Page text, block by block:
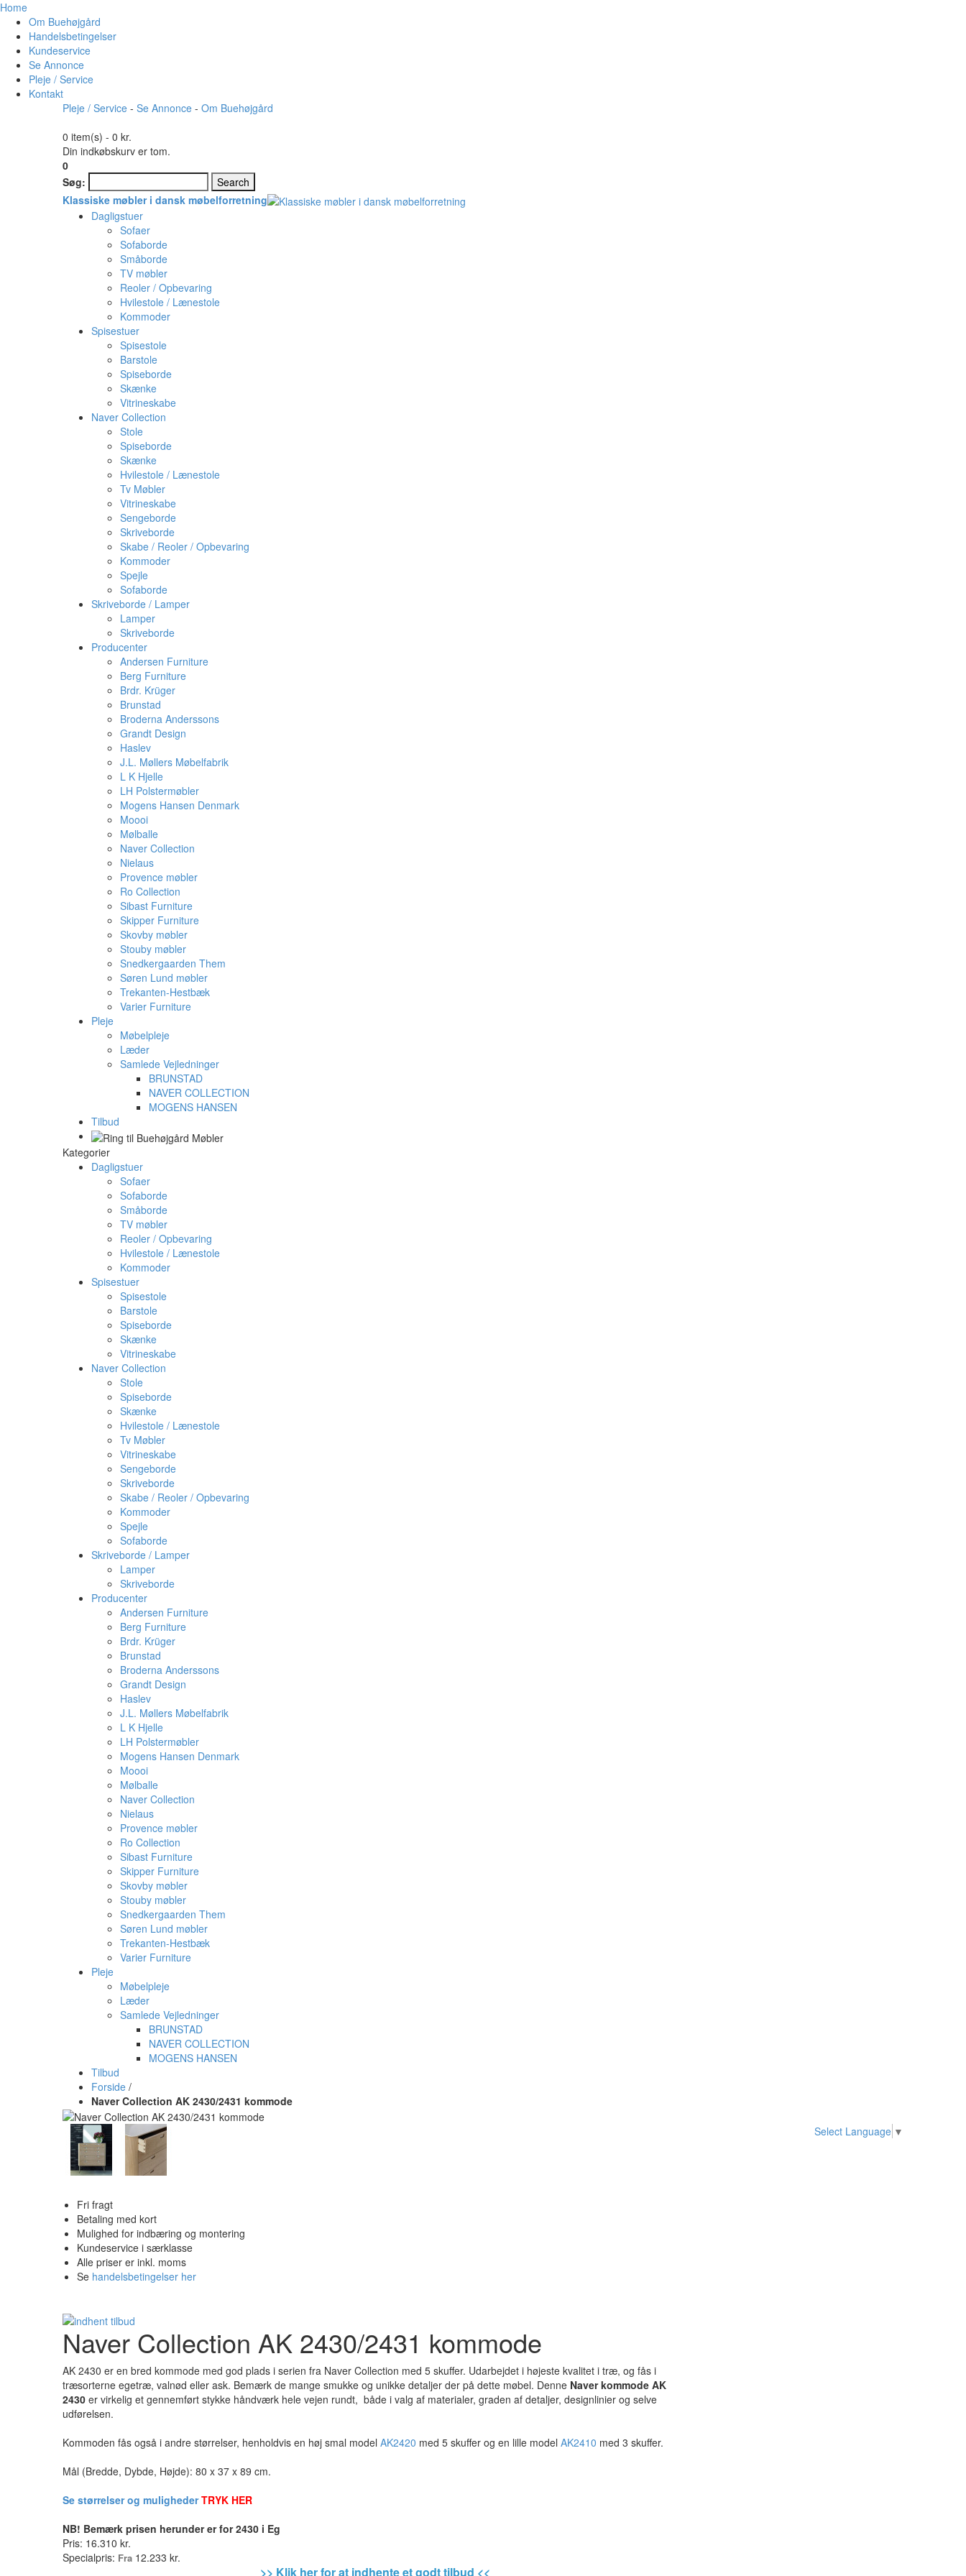
Home
Om Buehøjgård
Handelsbetingelser
Kundeservice
Se Annonce
Pleje / Service
Kontakt
Pleje / Service - Se Annonce - Om Buehøjgård
0 item(s) - 0 kr.
Din indkøbskurv er tom.
0
Søg:
Search
Klassiske møbler i dansk møbelforretning
Dagligstuer
Sofaer
Sofaborde
Småborde
TV møbler
Reoler / Opbevaring
Hvilestole / Lænestole
Kommoder
Spisestuer
Spisestole
Barstole
Spiseborde
Skænke
Vitrineskabe
Naver Collection
Stole
Spiseborde
Skænke
Hvilestole / Lænestole
Tv Møbler
Vitrineskabe
Sengeborde
Skriveborde
Skabe / Reoler / Opbevaring
Kommoder
Spejle
Sofaborde
Skriveborde / Lamper
Lamper
Skriveborde
Producenter
Andersen Furniture
Berg Furniture
Brdr. Krüger
Brunstad
Broderna Anderssons
Grandt Design
Haslev
J.L. Møllers Møbelfabrik
L K Hjelle
LH Polstermøbler
Mogens Hansen Denmark
Moooi
Mølballe
Naver Collection
Nielaus
Provence møbler
Ro Collection
Sibast Furniture
Skipper Furniture
Skovby møbler
Stouby møbler
Snedkergaarden Them
Søren Lund møbler
Trekanten-Hestbæk
Varier Furniture
Pleje
Møbelpleje
Læder
Samlede Vejledninger
BRUNSTAD
NAVER COLLECTION
MOGENS HANSEN
Tilbud
Kategorier
Dagligstuer
Sofaer
Sofaborde
Småborde
TV møbler
Reoler / Opbevaring
Hvilestole / Lænestole
Kommoder
Spisestuer
Spisestole
Barstole
Spiseborde
Skænke
Vitrineskabe
Naver Collection
Stole
Spiseborde
Skænke
Hvilestole / Lænestole
Tv Møbler
Vitrineskabe
Sengeborde
Skriveborde
Skabe / Reoler / Opbevaring
Kommoder
Spejle
Sofaborde
Skriveborde / Lamper
Lamper
Skriveborde
Producenter
Andersen Furniture
Berg Furniture
Brdr. Krüger
Brunstad
Broderna Anderssons
Grandt Design
Haslev
J.L. Møllers Møbelfabrik
L K Hjelle
LH Polstermøbler
Mogens Hansen Denmark
Moooi
Mølballe
Naver Collection
Nielaus
Provence møbler
Ro Collection
Sibast Furniture
Skipper Furniture
Skovby møbler
Stouby møbler
Snedkergaarden Them
Søren Lund møbler
Trekanten-Hestbæk
Varier Furniture
Pleje
Møbelpleje
Læder
Samlede Vejledninger
BRUNSTAD
NAVER COLLECTION
MOGENS HANSEN
Tilbud
Forside /
Naver Collection AK 2430/2431 kommode
Fri fragt
Betaling med kort
Mulighed for indbæring og montering
Kundeservice i særklasse
Alle priser er inkl. moms
Se handelsbetingelser her
Naver Collection AK 2430/2431 kommode
AK 2430 er en bred kommode med god plads i serien fra Naver Collection med 5 skuffer. Udarbejdet i højeste kvalitet i træ, og fås i
træsorterne egetræ, valnød eller ask. Bemærk de mange smukke og unikke detaljer der på dette møbel. Denne Naver kommode AK
2430 er virkelig et gennemført stykke håndværk hele vejen rundt, både i valg af materialer, graden af detaljer, designlinier og selve
udførelsen.
Kommoden fås også i andre størrelser, henholdvis en høj smal model AK2420 med 5 skuffer og en lille model AK2410 med 3 skuffer.
Mål (Bredde, Dybde, Højde): 80 x 37 x 89 cm.
Se størrelser og mulighederTRYK HER
NB! Bemærk prisen herunder er for 2430 i Eg
Pris: 16.310 kr.
Specialpris: Fra 12.233 kr.
>> Klik her for at indhente et godt tilbud <<
Select Language ▼